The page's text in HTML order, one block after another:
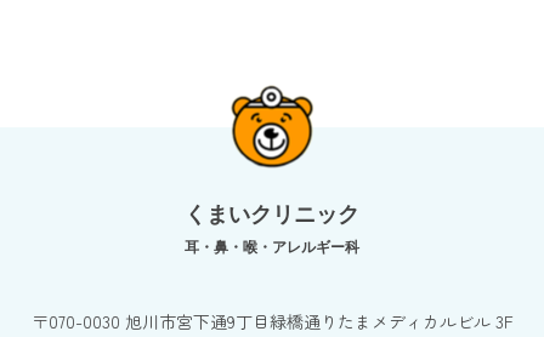
くまいクリニック
耳・鼻・喉・アレルギー科
〒070-0030 旭川市宮下通9丁目緑橋通りたまメディカルビル 3F